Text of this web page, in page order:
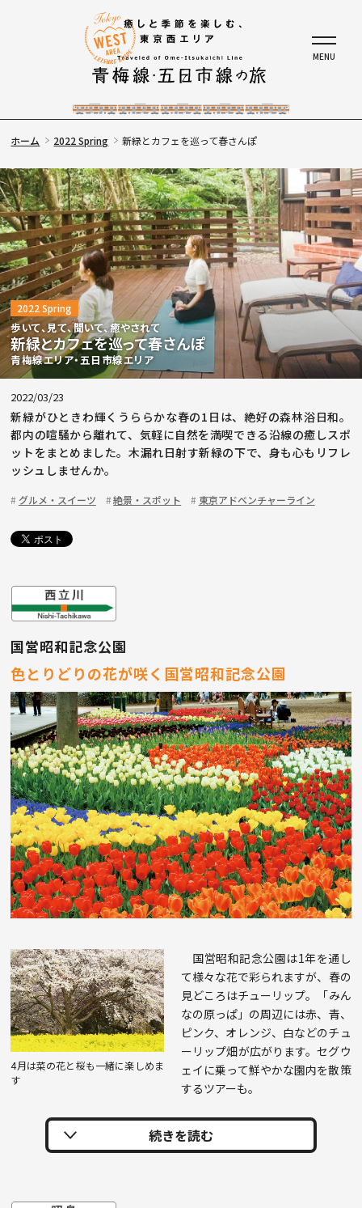
ホーム 2022 Spring 新緑とカフェを巡って春さんぽ
2022 Spring
歩いて、見て、聞いて、癒やされて
新緑とカフェを巡って春さんぽ
青梅線エリア・五日市線エリア
2022/03/23
新緑がひときわ輝くうららかな春の1日は、絶好の森林浴日和。
都内の喧騒から離れて、気軽に自然を満喫できる沿線の癒しスポ
ットをまとめました。木漏れ日射す新緑の下で、身も心もリフレ
ッシュしませんか。
グルメ・スイーツ 絶景・スポット 東京アドベンチャーライン
国営昭和記念公園
色とりどりの花が咲く国営昭和記念公園
4月は菜の花と桜も一緒に楽しめま
す
国営昭和記念公園は1年を通し
て様々な花で彩られますが、春の
見どころはチューリップ。「みん
なの原っぱ」の周辺には赤、青、
ピンク、オレンジ、白などのチュ
ーリップ畑が広がります。セグウ
ェイに乗って鮮やかな園内を散策
するツアーも。